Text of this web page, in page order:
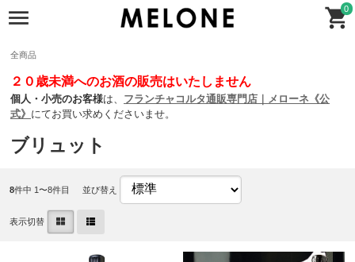
0
全商品
２０歳未満へのお酒の販売はいたしません
個人・小売のお客様は、 フランチャコルタ通販専門店｜メローネ《公
式》 にてお買い求めくださいませ。
ブリュット
8件中 1〜8件目 並び替え
表示切替